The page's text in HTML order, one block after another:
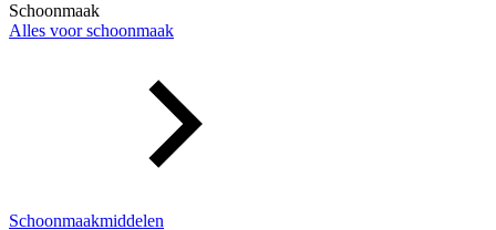
Schoonmaak
Alles voor schoonmaak
Schoonmaakmiddelen